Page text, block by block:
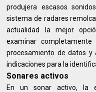
produjera escasos
sistema de radares
actualidad la mejor
examinar
procesamiento de datos y
indicaciones para la
Sonares activos
En un sonar activo, la